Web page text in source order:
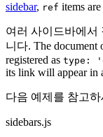
sidebar, ref items
여러 사이드바에서
니다. The document
registered as type:
its link will appear in
다음 예제를 참고하
sidebars.js